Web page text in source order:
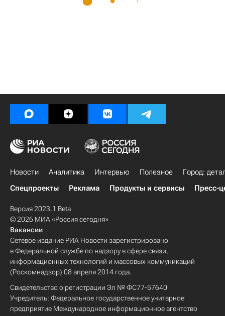
Новости Аналитика Интервью Полезное
Город:
Спецпроекты
Реклама Продукты и сервисы Пресс-
Версия 2023.1 Beta
© 2026 МИА «Россия сегодня»
Вакансии
Сетевое издание РИА Новости зарегистрировано
в Федеральной службе по надзору в сфере связи,
информационных технологий и массовых коммуникаций
(Роскомнадзор) 08 апреля 2014 года.
Свидетельство о регистрации Эл № ФС77-57640
Учредитель: Федеральное государственное унитарное
предприятие Международное информационное агентство